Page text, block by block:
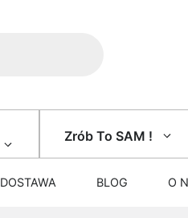
Zrób To SAM !
DOSTAWA BLOG O